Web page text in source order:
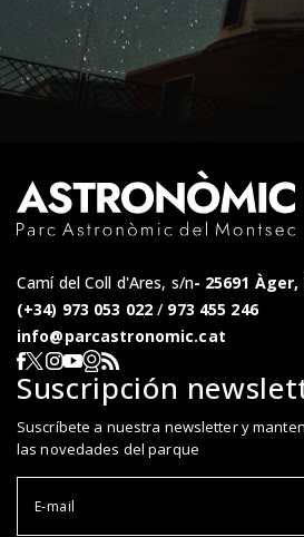
Segueix-nos a Facebook
Segueix-nos a X
Segueix-nos a Instagram
Segueix-nos a YouTube
Webcam en directe
RSS del Parc Astronòmic
Camí del Coll d'Ares, s/n 25691
(+34) 973 053 022 / 973 455 246
info@parcastronomic.cat
Suscripción
Suscríbete a nuestra newsletter y
las novedades del parque